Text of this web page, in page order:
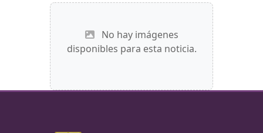
No hay imágenes
disponibles para esta noticia.